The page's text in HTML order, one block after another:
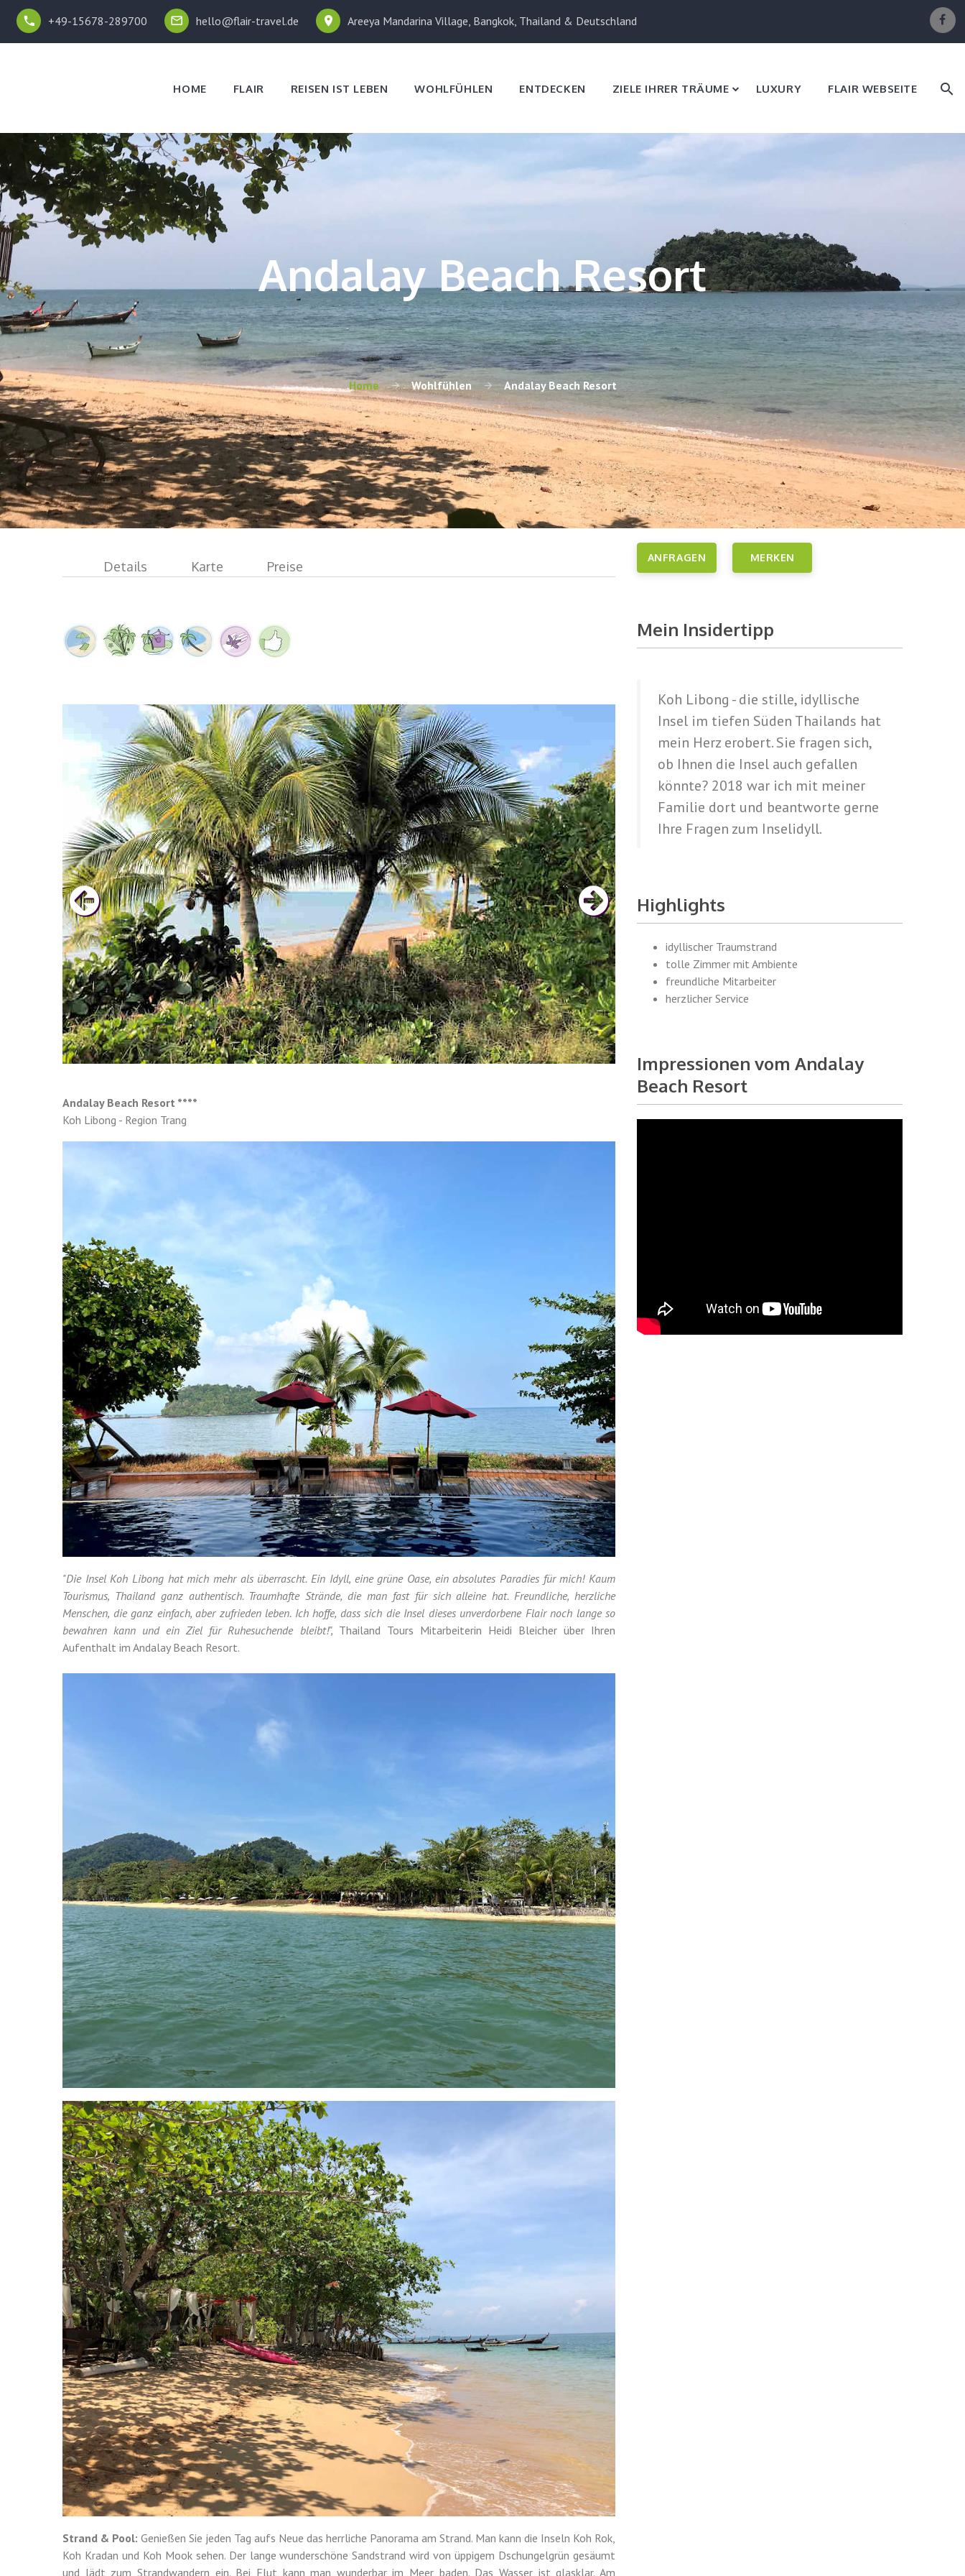
+49-15678-289700 hello@flair-travel.de Areeya Mandarina Village, Bangkok, Thailand & Deutschland
HOME FLAIR REISEN IST LEBEN WOHLFÜHLEN ENTDECKEN ZIELE IHRER TRÄUME LUXURY FLAIR WEBSEITE
Andalay Beach Resort
Home Wohlfühlen Andalay Beach Resort
Details Karte Preise
Andalay Beach Resort ****
Koh Libong - Region Trang
"Die Insel Koh Libong hat mich mehr als überrascht. Ein Idyll, eine grüne Oase, ein absolutes Paradies für mich! Kaum
Tourismus, Thailand ganz authentisch. Traumhafte Strände, die man fast für sich alleine hat. Freundliche, herzliche
Menschen, die ganz einfach, aber zufrieden leben. Ich hoffe, dass sich die Insel dieses unverdorbene Flair noch lange so
bewahren kann und ein Ziel für Ruhesuchende bleibt!", Thailand Tours Mitarbeiterin Heidi Bleicher über Ihren
Aufenthalt im Andalay Beach Resort.
Strand & Pool: Genießen Sie jeden Tag aufs Neue das herrliche Panorama am Strand. Man kann die Inseln Koh Rok,
Koh Kradan und Koh Mook sehen. Der lange wunderschöne Sandstrand wird von üppigem Dschungelgrün gesäumt
und lädt zum Strandwandern ein. Bei Flut kann man wunderbar im Meer baden. Das Wasser ist glasklar. Am
ANFRAGEN MERKEN
Mein Insidertipp
Koh Libong - die stille, idyllische
Insel im tiefen Süden Thailands hat
mein Herz erobert. Sie fragen sich,
ob Ihnen die Insel auch gefallen
könnte? 2018 war ich mit meiner
Familie dort und beantworte gerne
Ihre Fragen zum Inselidyll.
Highlights
idyllischer Traumstrand
tolle Zimmer mit Ambiente
freundliche Mitarbeiter
herzlicher Service
Impressionen vom Andalay
Beach Resort